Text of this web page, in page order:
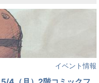
イベント情報